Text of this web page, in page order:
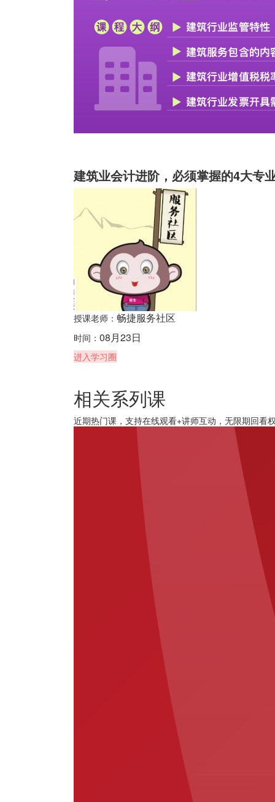
建筑业会计进阶，必须掌握的4大专
授课老师： 畅捷服务社区
时间： 08月23日
进入学习圈
相关系列课
近期热门课，支持在线观看+讲师互动，无限期回看